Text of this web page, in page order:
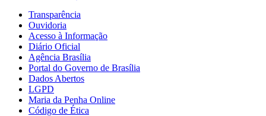
Transparência
Ouvidoria
Acesso à Informação
Diário Oficial
Agência Brasília
Portal do Governo de Brasília
Dados Abertos
LGPD
Maria da Penha Online
Código de Ética